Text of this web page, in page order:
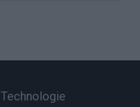
Technologie